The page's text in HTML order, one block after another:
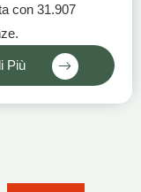
con 31.907
Più